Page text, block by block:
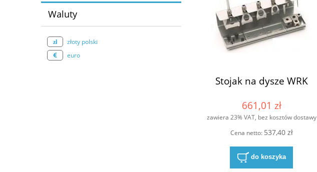
Waluty
złoty polski
euro
Stojak na dysze WRK
661,01 zł
zawiera 23% VAT, bez kosztów dostawy
Cena netto: 537,40 zł
do koszyka